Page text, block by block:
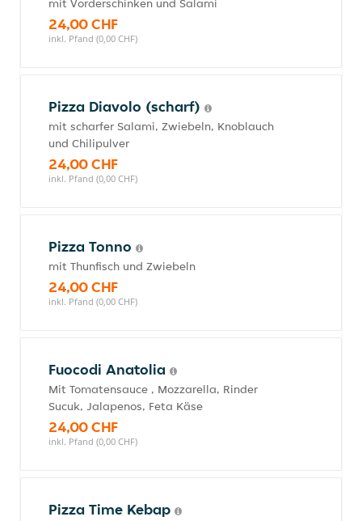
mit Vorderschinken und Salami
24,00 CHF
inkl. Pfand (0,00 CHF)
Pizza Diavolo (scharf)
mit scharfer Salami, Zwiebeln, Knoblauch
und Chilipulver
24,00 CHF
inkl. Pfand (0,00 CHF)
Pizza Tonno
mit Thunfisch und Zwiebeln
24,00 CHF
inkl. Pfand (0,00 CHF)
Fuocodi Anatolia
Mit Tomatensauce , Mozzarella, Rinder
Sucuk, Jalapenos, Feta Käse
24,00 CHF
inkl. Pfand (0,00 CHF)
Pizza Time Kebap